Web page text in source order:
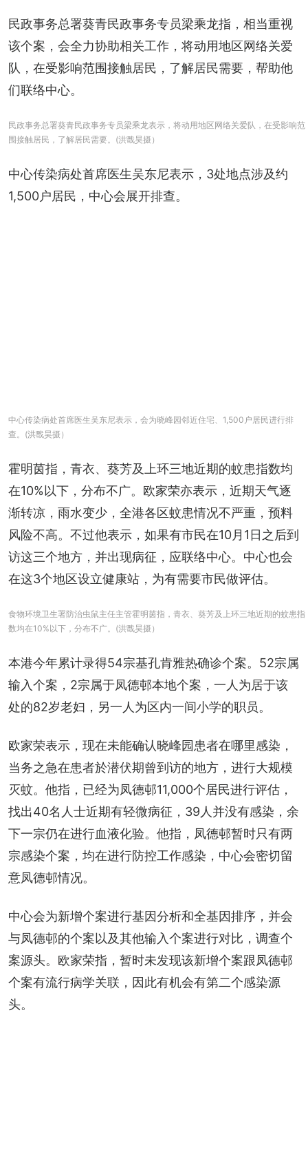
民政事务总署葵青民政事务专员梁乘龙指，相当重视
该个案，会全力协助相关工作，将动用地区网络关爱
队，在受影响范围接触居民，了解居民需要，帮助他
们联络中心。
民政事务总署葵青民政事务专员梁乘龙表示，将动用地区网络关爱队，在受影响范
围接触居民，了解居民需要。(洪戬昊摄）
中心传染病处首席医生吴东尼表示，3处地点涉及约
1,500户居民，中心会展开排查。
中心传染病处首席医生吴东尼表示，会为晓峰园邻近住宅、1,500户居民进行排
查。(洪戬昊摄）
霍明茵指，青衣、葵芳及上环三地近期的蚊患指数均
在10%以下，分布不广。欧家荣亦表示，近期天气逐
渐转凉，雨水变少，全港各区蚊患情况不严重，预料
风险不高。不过他表示，如果有市民在10月1日之后到
访这三个地方，并出现病征，应联络中心。中心也会
在这3个地区设立健康站，为有需要市民做评估。
食物环境卫生署防治虫鼠主任主管霍明茵指，青衣、葵芳及上环三地近期的蚊患指
数均在10%以下，分布不广。(洪戬昊摄）
本港今年累计录得54宗基孔肯雅热确诊个案。52宗属
输入个案，2宗属于凤德邨本地个案，一人为居于该
处的82岁老妇，另一人为区内一间小学的职员。
欧家荣表示，现在未能确认晓峰园患者在哪里感染，
当务之急在患者於潜伏期曾到访的地方，进行大规模
灭蚊。他指，已经为凤德邨11,000个居民进行评估，
找出40名人士近期有轻微病征，39人并没有感染，余
下一宗仍在进行血液化验。他指，凤德邨暂时只有两
宗感染个案，均在进行防控工作感染，中心会密切留
意凤德邨情况。
中心会为新增个案进行基因分析和全基因排序，并会
与凤德邨的个案以及其他输入个案进行对比，调查个
案源头。欧家荣指，暂时未发现该新增个案跟凤德邨
个案有流行病学关联，因此有机会有第二个感染源
头。